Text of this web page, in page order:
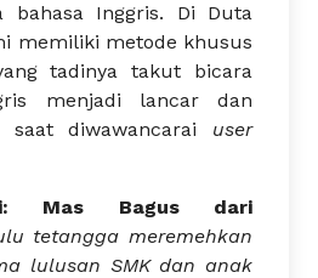
bahasa Inggris. Di Duta
memiliki metode khusus
tadinya takut bicara
menjadi lancar dan
saat diwawancarai user
Mas Bagus dari
tetangga meremehkan
lulusan SMK dan anak